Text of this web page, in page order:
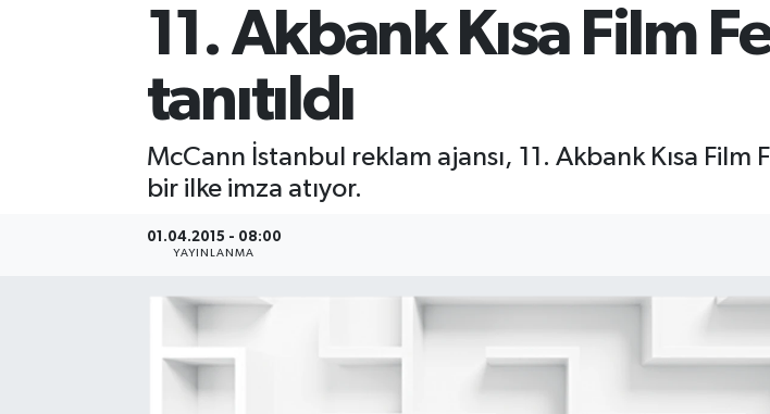
11. Akbank Kısa Film
tanıtıldı
McCann İstanbul reklam ajansı, 11. Akbank Kısa Film
bir ilke imza atıyor.
01.04.2015 - 08:00
YAYINLANMA
HABERLER
ŞİRKET PANO